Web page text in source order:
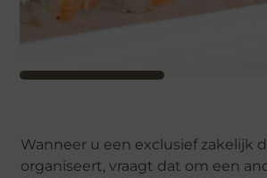
Wanneer u een exclusief zakelijk
organiseert, vraagt dat om een